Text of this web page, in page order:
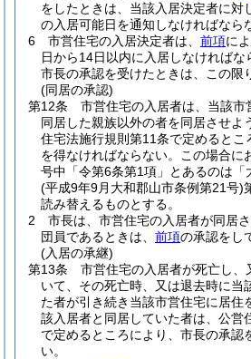
をしたときは、当該入居決定者に対
の入居可能日を通知しなければなら
6
市営住宅の入居決定者は、 前項に
日から14日以内に入居しなければな
市長の承認を受けたときは、この限
(同居の承認)
第12条
市営住宅の入居者は、当該市
同居した親族以外の者を同居させよ
住宅法施行規則第11条で定めるとこ
を得なければならない。
この場合に
号中「令第6条第1項」とあるのは「
(平成9年9月大和郡山市条例第21号)
読み替えるものとする。
2
市長は、市営住宅の入居者が同居
団員であるときは、 前項の承認をし
(入居の承継)
第13条
市営住宅の入居者が死亡し、
いて、その死亡時、又は退去時に当
た者が引き続き当該市営住宅に居住
該入居者と同居していた者は、公営
で定めるところにより、市長の承認
い。